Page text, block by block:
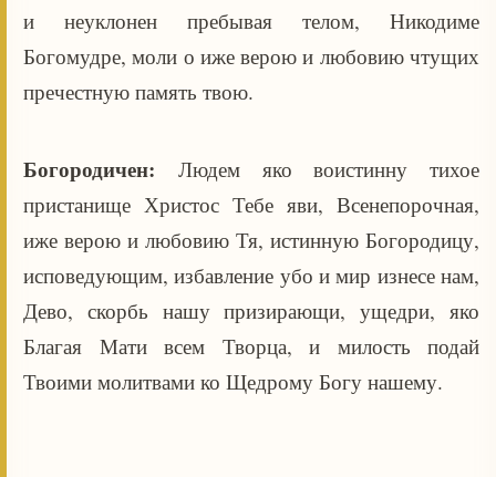
и неуклонен пребывая телом, Никодиме
Богомудре, моли о иже верою и любовию чтущих
пречестную память твою.
Богородичен: Людем яко воистинну тихое
пристанище Христос Тебе яви, Всенепорочная,
иже верою и любовию Тя, истинную Богородицу,
исповедующим, избавление убо и мир изнесе нам,
Дево, скорбь нашу призирающи, ущедри, яко
Благая Мати всем Творца, и милость подай
Твоими молитвами ко Щедрому Богу нашему.